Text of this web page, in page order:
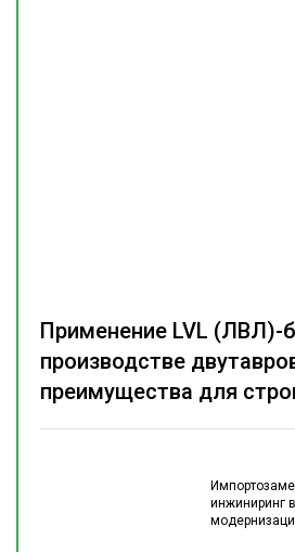
инжиниринг
Применение LVL (ЛВЛ)-
производстве
преимущества для